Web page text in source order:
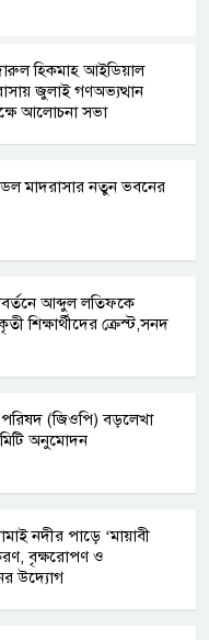
হিকমাহ আইডিয়াল
জুলাই গণঅভ্যত্থান
আলোচনা সভা
মাদরাসার নতুন ভবনের
আব্দুল লতিফকে
শিক্ষার্থীদের ক্রেস্ট,সনদ
(জিওপি) বড়লেখা
অনুমোদন
নদীর পাড়ে ‘মায়াবী
বৃক্ষরোপণ ও
উদ্যোগ